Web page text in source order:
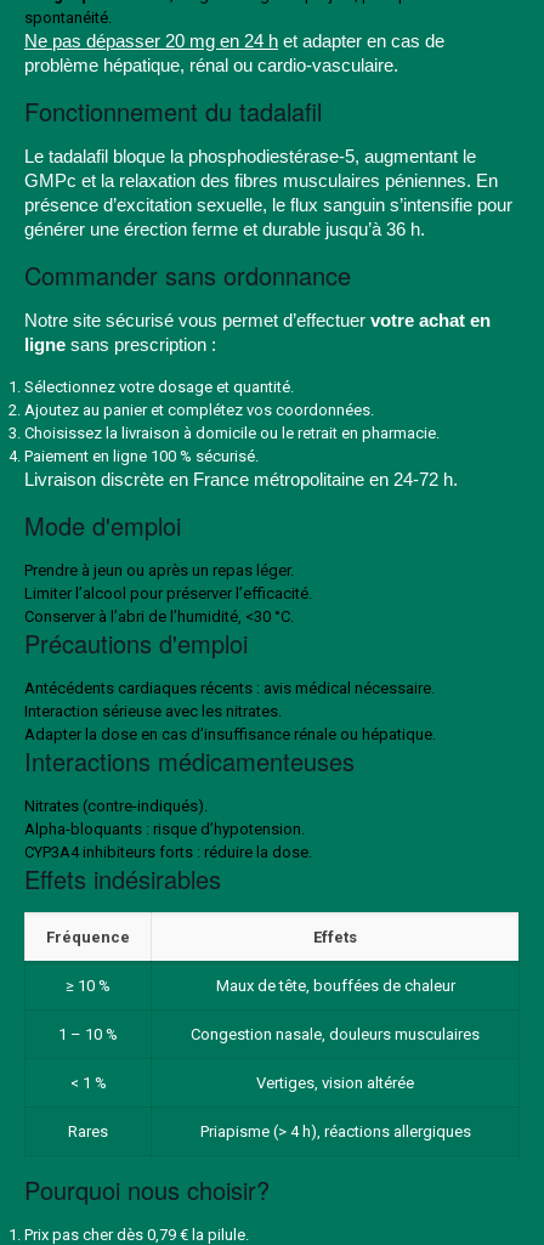
spontanéité.
Ne pas dépasser 20 mg en 24 h et adapter en cas de
problème hépatique, rénal ou cardio-vasculaire.
Fonctionnement du tadalafil
Le tadalafil bloque la phosphodiestérase-5, augmentant le
GMPc et la relaxation des fibres musculaires péniennes. En
présence d’excitation sexuelle, le flux sanguin s’intensifie pour
générer une érection ferme et durable jusqu’à 36 h.
Commander sans ordonnance
Notre site sécurisé vous permet d’effectuer votre achat en
ligne sans prescription :
Sélectionnez votre dosage et quantité.
Ajoutez au panier et complétez vos coordonnées.
Choisissez la livraison à domicile ou le retrait en pharmacie.
Paiement en ligne 100 % sécurisé.
Livraison discrète en France métropolitaine en 24-72 h.
Mode d'emploi
Prendre à jeun ou après un repas léger.
Limiter l’alcool pour préserver l’efficacité.
Conserver à l’abri de l’humidité, <30 °C.
Précautions d'emploi
Antécédents cardiaques récents : avis médical nécessaire.
Interaction sérieuse avec les nitrates.
Adapter la dose en cas d’insuffisance rénale ou hépatique.
Interactions médicamenteuses
Nitrates (contre-indiqués).
Alpha-bloquants : risque d’hypotension.
CYP3A4 inhibiteurs forts : réduire la dose.
Effets indésirables
Fréquence Effets
≥ 10 % Maux de tête, bouffées de chaleur
1 – 10 % Congestion nasale, douleurs musculaires
< 1 % Vertiges, vision altérée
Rares Priapisme (> 4 h), réactions allergiques
Pourquoi nous choisir?
Prix pas cher dès 0,79 € la pilule.